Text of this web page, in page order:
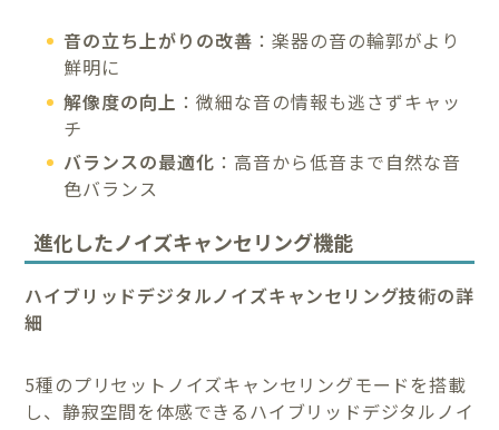
音の立ち上がりの改善 ：楽器の音の輪郭がより
鮮明に
解像度の向上 ：微細な音の情報も逃さずキャッ
チ
バランスの最適化 ：高音から低音まで自然な音
色バランス
進化したノイズキャンセリング機能
ハイブリッドデジタルノイズキャンセリング技術の詳
細
5種のプリセットノイズキャンセリングモードを搭載
し、静寂空間を体感できるハイブリッドデジタルノイ